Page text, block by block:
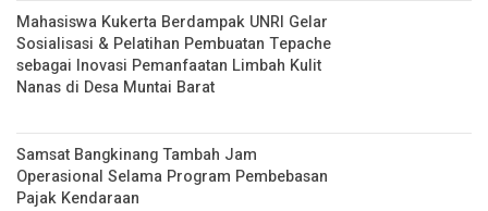
Mahasiswa Kukerta Berdampak UNRI Gelar
Sosialisasi & Pelatihan Pembuatan Tepache
sebagai Inovasi Pemanfaatan Limbah Kulit
Nanas di Desa Muntai Barat
Samsat Bangkinang Tambah Jam
Operasional Selama Program Pembebasan
Pajak Kendaraan